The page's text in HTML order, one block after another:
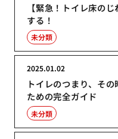
【緊急！トイレ床の
する！
未分類
トイレのつまり、そ
ための完全ガイド
2025.01.02
未分類